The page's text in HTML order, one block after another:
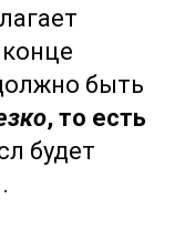
быть
, то есть
будет